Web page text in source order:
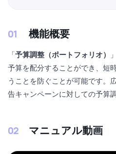
機能概要
「予算調整（ポートフォリオ）
予算を配分することができ、短
うことを防ぐことが可能です。
告キャンペーンに対しての予算
マニュアル動画